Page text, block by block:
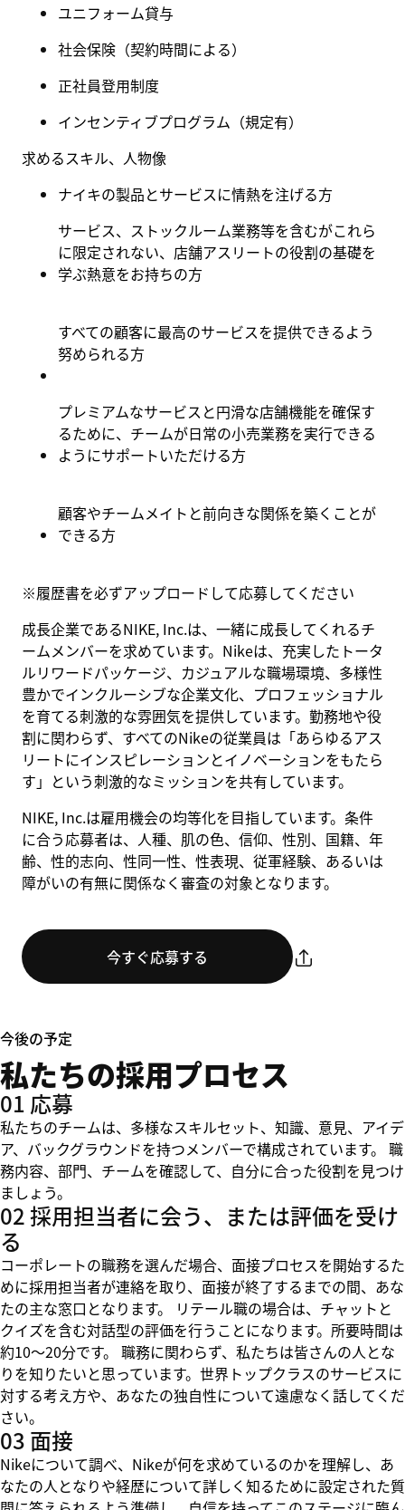
ユニフォーム貸与
社会保険 （契約時間による）
正社員登用制度
インセンティブプログラム（規定有）
求めるスキル、人物像
ナイキの製品とサービスに情熱を注げる方
サービス、ストックルーム業務等を含むがこれら
に限定されない、店舗アスリートの役割の基礎を
学ぶ熱意をお持ちの方
すべての顧客に最高のサービスを提供できるよう
努められる方
プレミアムなサービスと円滑な店舗機能を確保す
るために、チームが日常の小売業務を実行できる
ようにサポートいただける方
顧客やチームメイトと前向きな関係を築くことが
できる方
※履歴書を必ずアップロードして応募してください
成長企業であるNIKE, Inc.は、一緒に成長してくれるチ
ームメンバーを求めています。Nikeは、充実したトータ
ルリワードパッケージ、カジュアルな職場環境、多様性
豊かでインクルーシブな企業文化、プロフェッショナル
を育てる刺激的な雰囲気を提供しています。勤務地や役
割に関わらず、すべてのNikeの従業員は「あらゆるアス
リートにインスピレーションとイノベーションをもたら
す」という刺激的なミッションを共有しています。
NIKE, Inc.は雇用機会の均等化を目指しています。条件
に合う応募者は、人種、肌の色、信仰、性別、国籍、年
齢、性的志向、性同一性、性表現、従軍経験、あるいは
障がいの有無に関係なく審査の対象となります。
今すぐ応募する
今後の予定
私たちの採用プロセス
01 応募
私たちのチームは、多様なスキルセット、知識、意見、アイデ
ア、バックグラウンドを持つメンバーで構成されています。 職
務内容、部門、チームを確認して、自分に合った役割を見つけ
ましょう。
02 採用担当者に会う、または評価を受け
る
コーポレートの職務を選んだ場合、面接プロセスを開始するた
めに採用担当者が連絡を取り、面接が終了するまでの間、あな
たの主な窓口となります。 リテール職の場合は、チャットと
クイズを含む対話型の評価を行うことになります。所要時間は
約10～20分です。 職務に関わらず、私たちは皆さんの人とな
りを知りたいと思っています。世界トップクラスのサービスに
対する考え方や、あなたの独自性について遠慮なく話してくだ
さい。
03 面接
Nikeについて調べ、Nikeが何を求めているのかを理解し、あ
なたの人となりや経歴について詳しく知るために設定された質